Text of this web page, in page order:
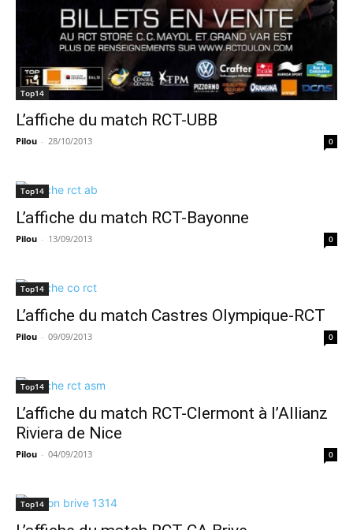
Top14
L’affiche du match RCT-UBB
Pilou - 28/10/2013 0
Top14
L’affiche du match RCT-Bayonne
Pilou - 13/09/2013 0
Top14
L’affiche du match Castres Olympique-RCT
Pilou - 09/09/2013 0
Top14
L’affiche du match RCT-Clermont à l’Allianz
Riviera de Nice
Pilou - 04/09/2013 0
Top14